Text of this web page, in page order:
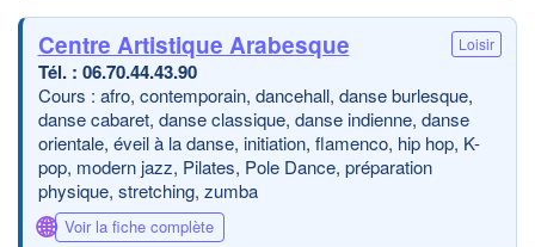
Centre Artistique Arabesque Loisir
06.70.44.43.90
Cours : afro, contemporain, dancehall, danse burlesque,
danse cabaret, danse classique, danse indienne, danse
orientale, éveil à la danse, initiation, flamenco, hip hop, K-
pop, modern jazz, Pilates, Pole Dance, préparation
physique, stretching, zumba
🌐 Voir la fiche complète